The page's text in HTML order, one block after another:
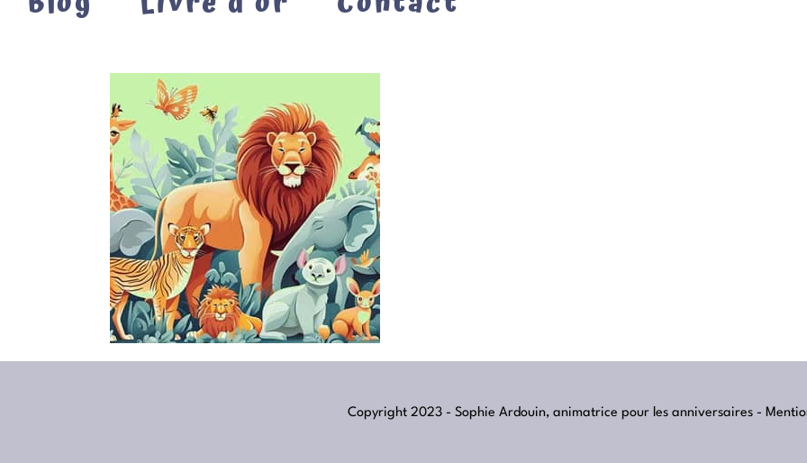
Copyright 2023 - Sophie Ardouin, animatrice pour les anniversaires -